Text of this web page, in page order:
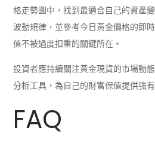
格走勢圖中，找到最適合自己的資產
波動規律，並參考今日黃金價格的即
值不被過度扣重的關鍵所在。
投資者應持續關注黃金現貨的市場動
分析工具，為自己的財富保值提供強
FAQ